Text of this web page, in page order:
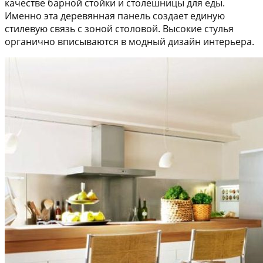
качестве барной стойки и столешницы для еды.
Именно эта деревянная панель создает единую
стилевую связь с зоной столовой. Высокие стулья
органично вписываются в модный дизайн интерьера.